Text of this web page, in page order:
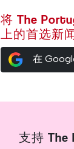
将 The
上的首选新
在
支持 The